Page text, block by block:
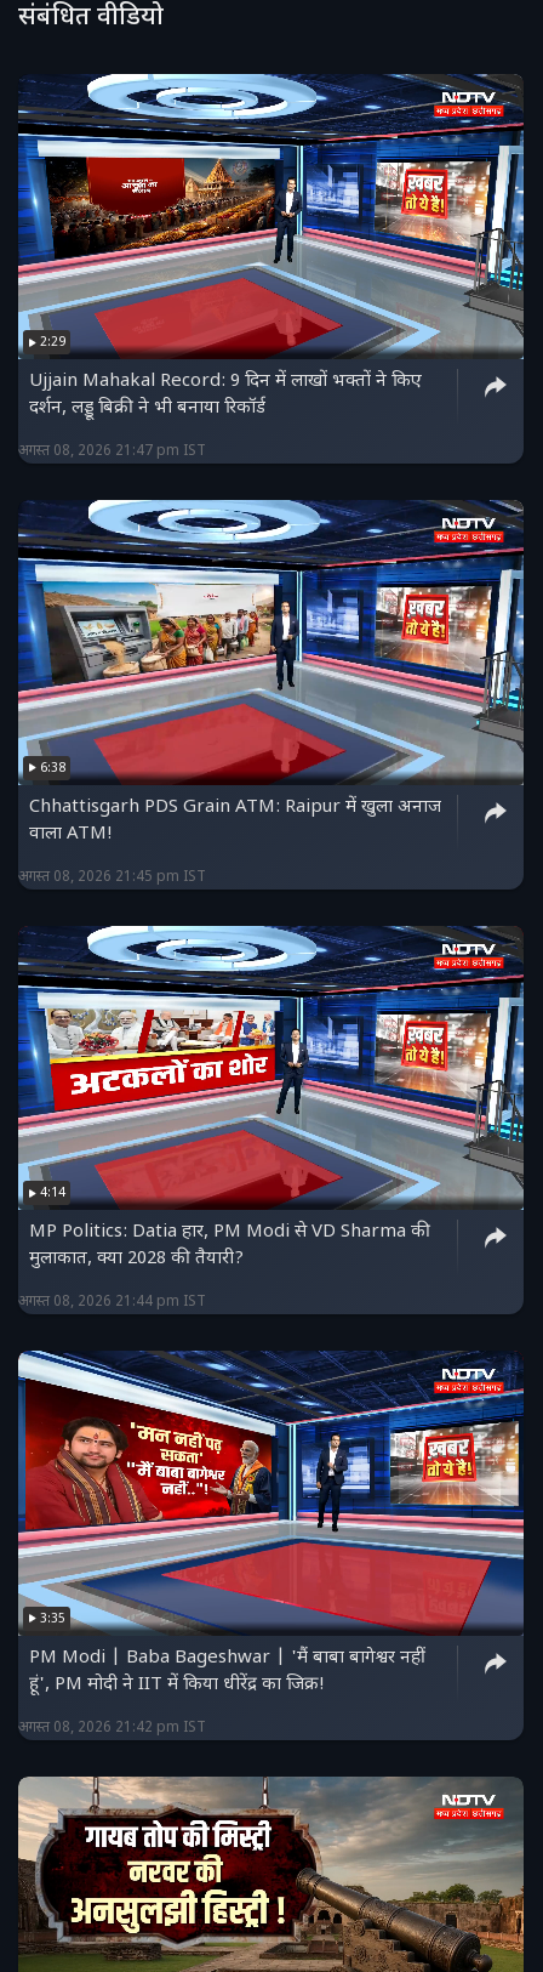
संबंधित वीडियो
2:29
Ujjain Mahakal Record: 9 दिन में लाखों भक्तों ने किए
दर्शन, लड्डू बिक्री ने भी बनाया रिकॉर्ड
अगस्त 08, 2026 21:47 pm IST
6:38
Chhattisgarh PDS Grain ATM: Raipur में खुला अनाज
वाला ATM!
अगस्त 08, 2026 21:45 pm IST
4:14
MP Politics: Datia हार, PM Modi से VD Sharma की
मुलाकात, क्या 2028 की तैयारी?
अगस्त 08, 2026 21:44 pm IST
3:35
PM Modi | Baba Bageshwar | 'मैं बाबा बागेश्वर नहीं
हूं', PM मोदी ने IIT में किया धीरेंद्र का जिक्र!
अगस्त 08, 2026 21:42 pm IST